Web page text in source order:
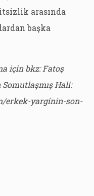
arasında
başka
için bkz: Fatoş
Somutlaşmış Hali:
erkek-yarginin-son-